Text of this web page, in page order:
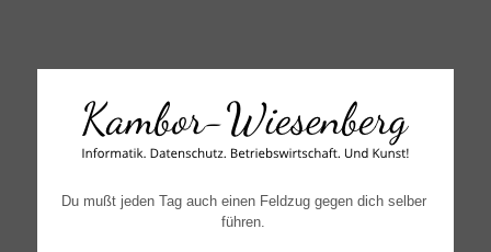
↓
CONTENT
Du mußt jeden Tag auch einen Feldzug gegen dich selber
führen.